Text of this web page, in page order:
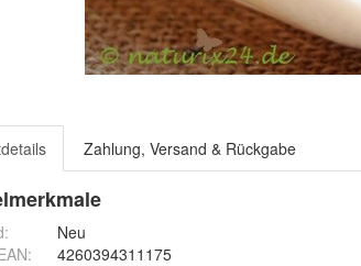
Zahlung, Versand & Rückgabe
Neu
4260394311175